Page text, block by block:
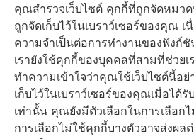
คุณสำรวจเว็บไซต์ คุกกี้ที่ถูกจัดหมว
ถูกจัดเก็บไว้ในเบราว์เซอร์ของคุณ เ
ความจำเป็นต่อการทำงานของฟังก์
เรายังใช้คุกกี้ของบุคคลที่สามที่ช่วยเ
ทำความเข้าใจว่าคุณใช้เว็บไซต์นี้อย่
เก็บไว้ในเบราว์เซอร์ของคุณเมื่อไ
เท่านั้น คุณยังมีตัวเลือกในการเลือก
การเลือกไม่ใช้คุกกี้บางตัวอาจส่งผ